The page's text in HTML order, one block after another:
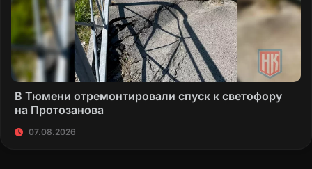
В Тюмени отремонтировали спуск к светофору
на Протозанова
07.08.2026